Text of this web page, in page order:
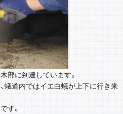
部に到達しています。
蟻道内ではイエ白蟻が上下に行き来
す。